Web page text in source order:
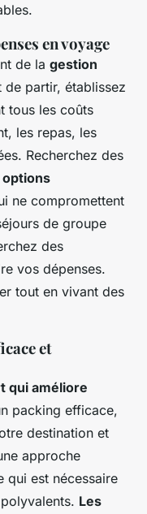
en voyage
de la gestion
de partir, établissez
tous les coûts
les repas, les
Recherchez des
ne compromettent
de groupe
des
vos dépenses.
tout en vivant des
et
qui améliore
packing efficace,
destination et
approche
qui est nécessaire
Les